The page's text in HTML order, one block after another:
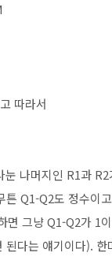
따라서
나머지인 R1과
튼 Q1-Q2도 정수이
면 그냥 Q1-Q2가 1
된다는 얘기이다).